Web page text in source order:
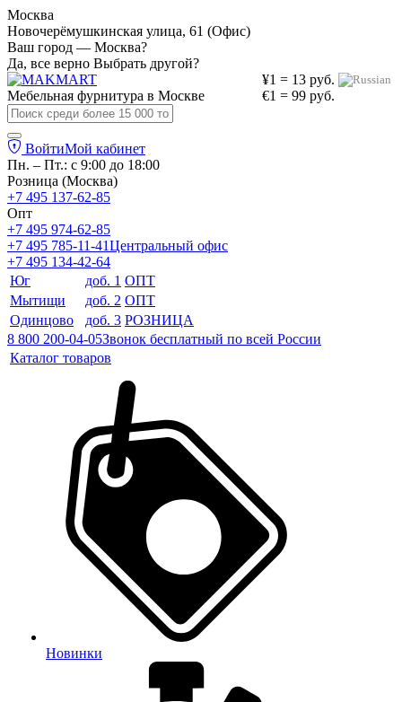
Москва
Новочерёмушкинская улица, 61 (Офис)
Ваш город — Москва?
Да, все верно Выбрать другой?
¥1 = 13 руб.
€1 = 99 руб.
Мебельная фурнитура в Москве
ВойтиМой кабинет
Пн. – Пт.: с 9:00 до 18:00
Розница (Москва)
+7 495 137-62-85
Опт
+7 495 974-62-85
+7 495 785-11-41Центральный офис
+7 495 134-42-64
Юг
доб. 1 ОПТ
Мытищи
доб. 2 ОПТ
Одинцово
доб. 3 РОЗНИЦА
8 800 200-04-05Звонок бесплатный по всей России
Каталог товаров
Новинки